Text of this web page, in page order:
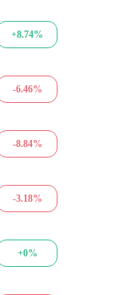
+8.74%
-6.46%
-8.84%
-3.18%
+0%